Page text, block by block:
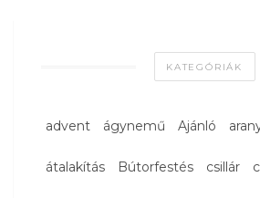
KATEGÓRIÁK
advent ágynemű Ajánló
átalakítás Bútorfestés csillár